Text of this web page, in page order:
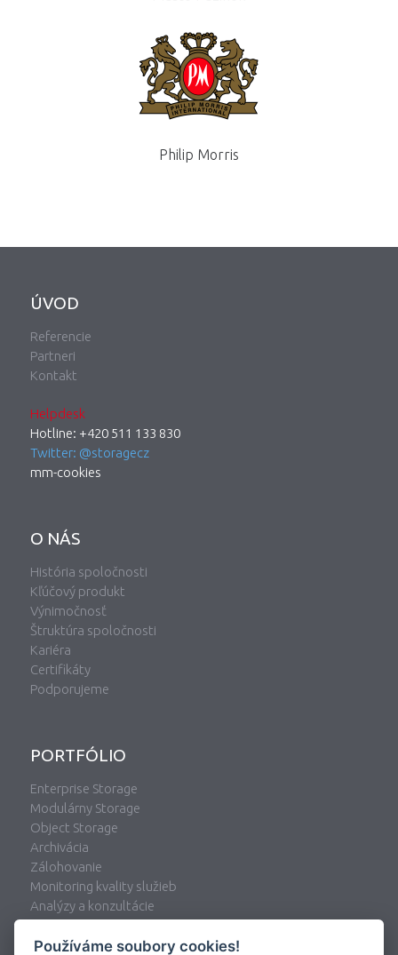
Philip Morris
ÚVOD
Referencie
Partneri
Kontakt
Helpdesk
Hotline: +420 511 133 830
Twitter: @storagecz
mm-cookies
O NÁS
História spoločnosti
Kľúčový produkt
Výnimočnosť
Štruktúra spoločnosti
Kariéra
Certifikáty
Podporujeme
PORTFÓLIO
Enterprise Storage
Modulárny Storage
Object Storage
Archivácia
Zálohovanie
Monitoring kvality služieb
Analýzy a konzultácie
Používáme soubory cookies!